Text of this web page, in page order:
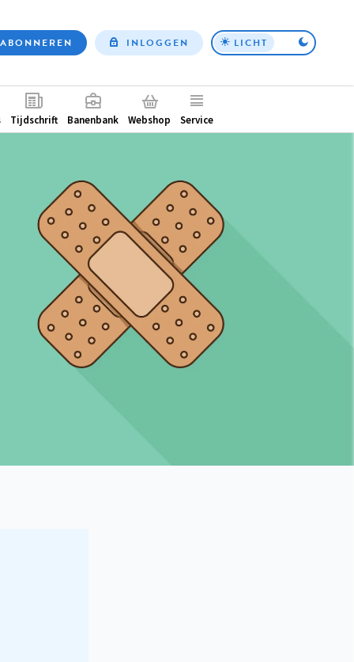
Top
ABONNEREN INLOGGEN LICHT
Tijdschrift Banenbank Webshop Service